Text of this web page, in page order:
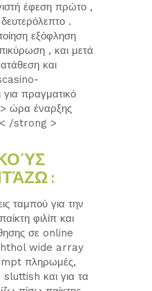
έφεση πρώτο ,
.
εξόφληση
, και μετά
και
πραγματικό
ώρα έναρξης
< /strong >
:
ταμπού για την
φιλίπ και
σε online
wide array
πληρωμές,
και για τα